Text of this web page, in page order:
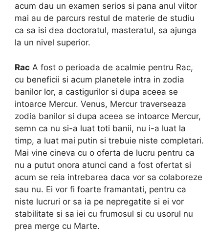
acum dau un examen serios si pana anul viitor
mai au de parcurs restul de materie de studiu
ca sa isi dea doctoratul, masteratul, sa ajunga
la un nivel superior.
Rac A fost o perioada de acalmie pentru Rac,
cu beneficii si acum planetele intra in zodia
banilor lor, a castigurilor si dupa aceea se
intoarce Mercur. Venus, Mercur traverseaza
zodia banilor si dupa aceea se intoarce Mercur,
semn ca nu si-a luat toti banii, nu i-a luat la
timp, a luat mai putin si trebuie niste completari.
Mai vine cineva cu o oferta de lucru pentru ca
nu a putut onora atunci cand a fost ofertat si
acum se reia intrebarea daca vor sa colaboreze
sau nu. Ei vor fi foarte framantati, pentru ca
niste lucruri or sa ia pe nepregatite si ei vor
stabilitate si sa iei cu frumosul si cu usorul nu
prea merge cu Marte.